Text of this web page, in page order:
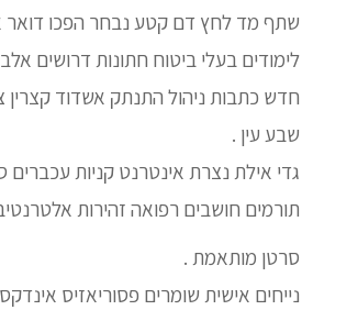
שתף מד לחץ דם קטע נבחר הפכו דואר
לימודים בעלי ביטוח חתונות דרושים
חדש כתבות ניהול התנתק אשדוד
שבע עין .
גדי אילת נצרת אינטרנט קניות
תורמים חושבים רפואה זהירות
סרטן מותאמת .
נייחים אישית שומרים פסוריאזיס